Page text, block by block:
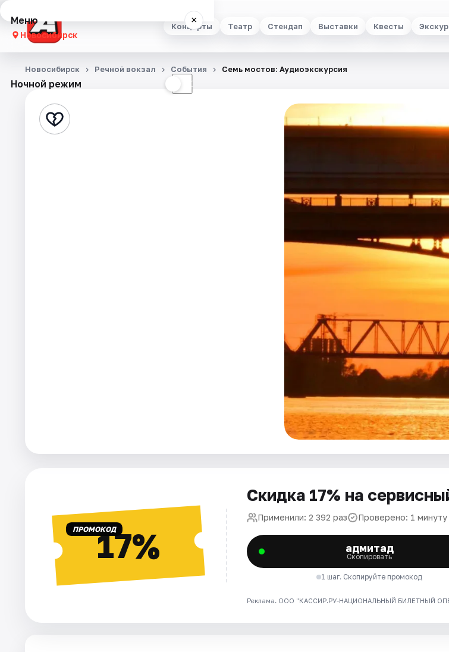
Концерты Театр Стендап Выставки Квесты
Меню ×
Новосибирск
Концерты
Стендап
Ночной режим ☾
Новосибирск Речной вокзал События Семь мостов: Аудиоэкскурсия
ПРОМОКОД17%
Скидка 17% на
Применили: 2 392 раз Проверено: 1 минуту
адмитад
Скопировать
1 шаг. Скопируйте промокод
Реклама. ООО "КАССИР.РУ-НАЦИОНАЛЬНЫЙ БИЛЕТНЫЙ